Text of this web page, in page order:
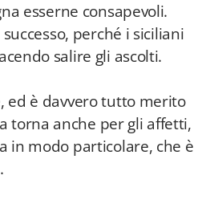
esserne consapevoli.
perché i siciliani
salire gli ascolti.
ed è davvero tutto merito
torna anche per gli affetti,
in modo particolare, che è